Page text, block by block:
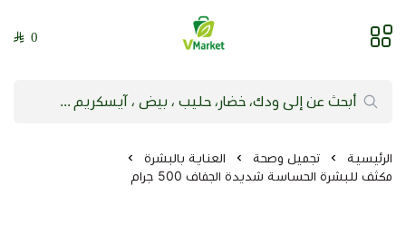
فيلج ماركت | VMarket
0
الرئيسية تجميل وصحة
العناية بالبشرة
مكثف للبشرة الحساسة شديدة الجفاف 500 جرام